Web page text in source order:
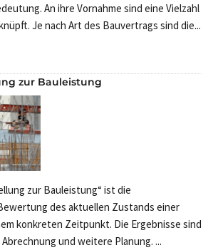
An ihre Vornahme sind eine Vielzahl
Je nach Art des Bauvertrags sind die...
zur Bauleistung
zur Bauleistung“ ist die
des aktuellen Zustands einer
konkreten Zeitpunkt. Die Ergebnisse sind
und weitere Planung. ...